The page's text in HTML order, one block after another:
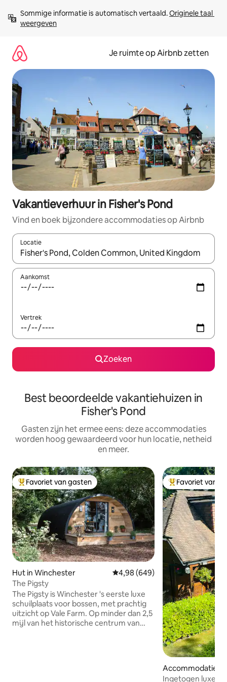
direct
naar
Sommige informatie is automatisch vertaald. Originele taal
weergeven
Je ruimte op Airbnb zetten
Vakantieverhuur in Fisher's Pond
Vind en boek bijzondere accommodaties op Airbnb
Locatie
Wanneer er suggesties beschikbaar zijn, maak je een keuze
Aankomst
Vertrek
Zoeken
Best beoordeelde vakantiehuizen in
Fisher's Pond
Gasten zijn het ermee eens: deze accommodaties
worden hoog gewaardeerd voor hun locatie, netheid
en meer.
Topfavoriet van gasten
Favoriet van gasten
Hut in Winchester Gemiddelde beoordeling van
4,98 (649)
The Pigsty
The Pigsty is Winchester 's eerste luxe
schuilplaats voor bossen, met prachtig
uitzicht op Vale Farm. Op minder dan 2,5
mijl van het historische centrum van
Topfavoriet van
Favoriet van
Accommodatie
Ingetogen luxe in